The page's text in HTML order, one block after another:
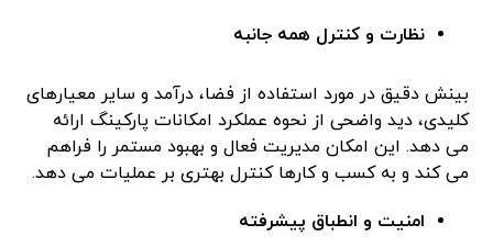
نظارت و کنترل همه جانبه
بینش دقیق در مورد استفاده از فضا، درآمد و سایر معیارهای
کلیدی، دید واضحی از نحوه عملکرد امکانات پارکینگ ارائه
می دهد. این امکان مدیریت فعال و بهبود مستمر را فراهم
می کند و به کسب و کارها کنترل بهتری بر عملیات می دهد.
امنیت و انطباق پیشرفته